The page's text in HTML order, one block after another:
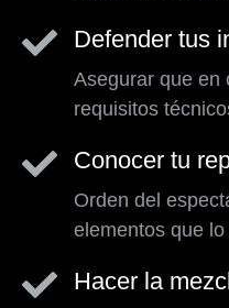
Defender tus
Asegurar que en
requisitos
Conocer tu
Orden del
elementos que
Hacer la